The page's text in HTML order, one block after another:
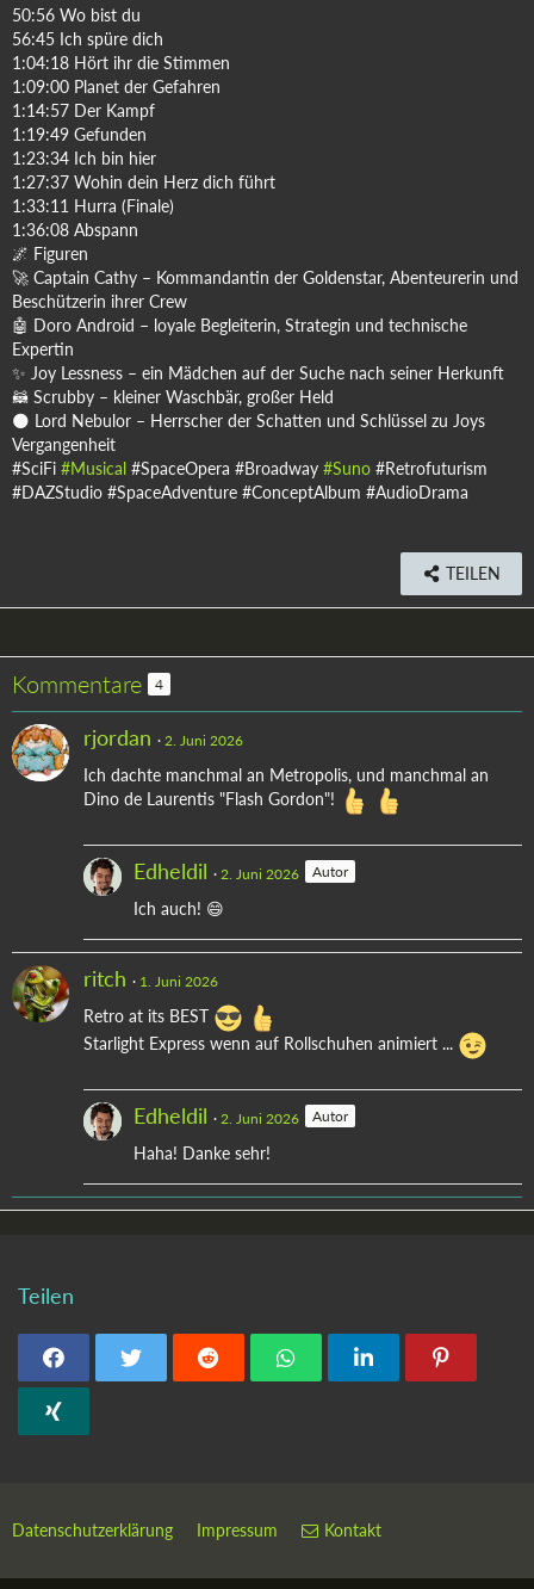
50:56 Wo bist du
56:45 Ich spüre dich
1:04:18 Hört ihr die Stimmen
1:09:00 Planet der Gefahren
1:14:57 Der Kampf
1:19:49 Gefunden
1:23:34 Ich bin hier
1:27:37 Wohin dein Herz dich führt
1:33:11 Hurra (Finale)
1:36:08 Abspann
🌌 Figuren
🚀 Captain Cathy – Kommandantin der Goldenstar, Abenteurerin und
Beschützerin ihrer Crew
🤖 Doro Android – loyale Begleiterin, Strategin und technische
Expertin
✨ Joy Lessness – ein Mädchen auf der Suche nach seiner Herkunft
🦝 Scrubby – kleiner Waschbär, großer Held
🌑 Lord Nebulor – Herrscher der Schatten und Schlüssel zu Joys
Vergangenheit
#SciFi #Musical #SpaceOpera #Broadway #Suno #Retrofuturism
#DAZStudio #SpaceAdventure #ConceptAlbum #AudioDrama
TEILEN
Kommentare 4
rjordan 2. Juni 2026
Ich dachte manchmal an Metropolis, und manchmal an
Dino de Laurentis "Flash Gordon"!
Edheldil 2. Juni 2026 Autor
Ich auch! 😄
ritch 1. Juni 2026
Retro at its BEST
Starlight Express wenn auf Rollschuhen animiert ...
Edheldil 2. Juni 2026 Autor
Haha! Danke sehr!
Teilen
Datenschutzerklärung Impressum Kontakt